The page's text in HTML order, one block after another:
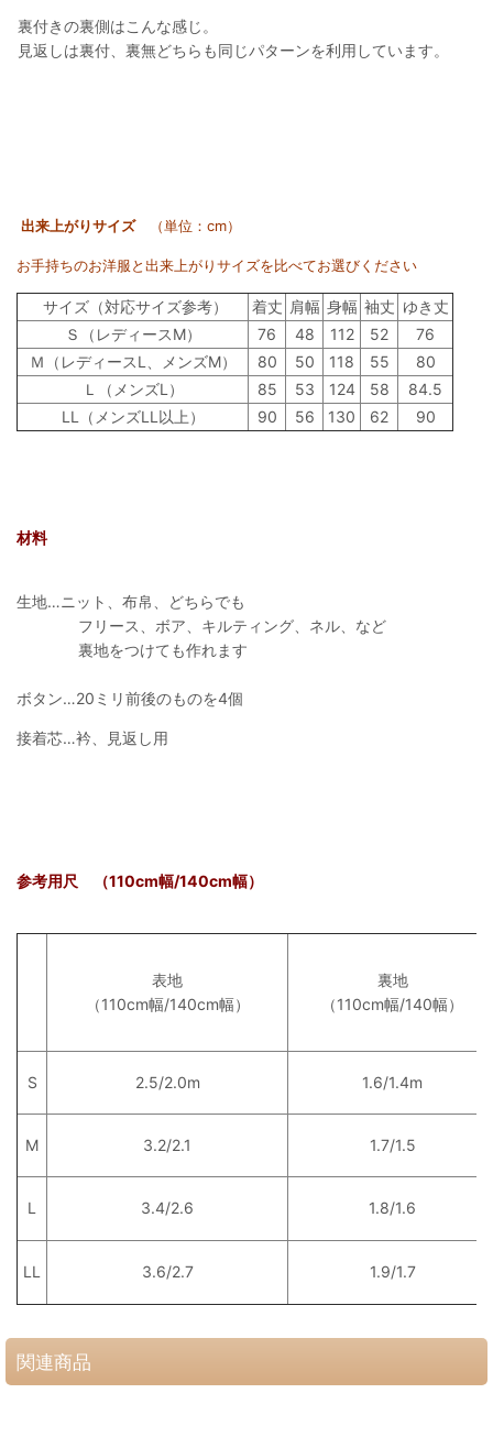
裏付きの裏側はこんな感じ。
見返しは裏付、裏無どちらも同じパターンを利用しています。
出来上がりサイズ（単位：cm）
お手持ちのお洋服と出来上がりサイズを比べてお選びください
サイズ（対応サイズ参考） 着丈 肩幅 身幅 袖丈 ゆき丈
Ｓ（レディースM）
76 48 112 52
76
Ｍ（レディースL、メンズM）
80 50 118 55
80
Ｌ（メンズL）
85 53 124 58
84.5
LL（メンズLL以上）
90 56 130 62 90
材料
生地…ニット、布帛、どちらでも
フリース、ボア、キルティング、ネル、など
裏地をつけても作れます
ボタン…20ミリ前後のものを4個
接着芯…衿、見返し用
参考用尺 （110cm幅/140cm幅）
表地
（110cm幅/140cm幅）
裏地
（110cm幅/140幅）
S 2.5/2.0m 1.6/1.4m
M 3.2/2.1 1.7/1.5
L 3.4/2.6 1.8/1.6
LL 3.6/2.7 1.9/1.7
関連商品